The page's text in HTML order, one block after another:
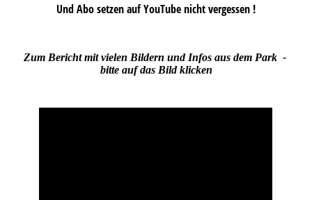
Und Abo setzen auf YouTube nicht vergessen !
Zum Bericht mit vielen Bildern und Infos aus dem Park -
bitte auf das Bild klicken